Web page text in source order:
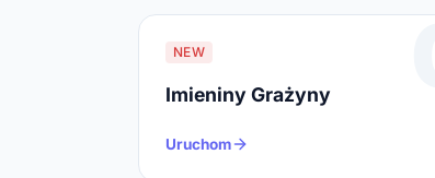
NEW
Imieniny Grażyny
Uruchom